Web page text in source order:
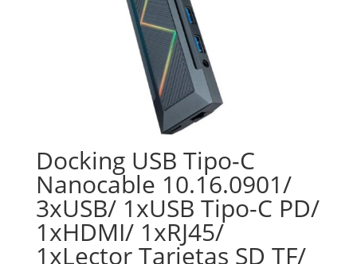
Docking USB Tipo-C
Nanocable 10.16.0901/
3xUSB/ 1xUSB Tipo-C PD/
1xHDMI/ 1xRJ45/
1xLector Tarjetas SD TF/